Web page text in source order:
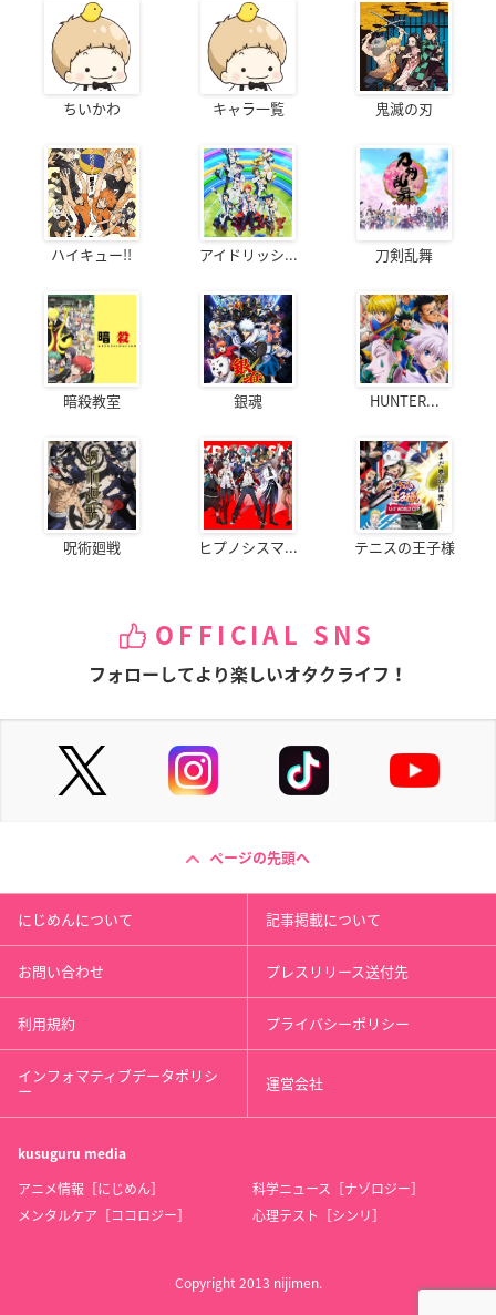
ちいかわ キャラ一覧 鬼滅の刃
ハイキュー!! アイドリッシ... 刀剣乱舞
暗殺教室 銀魂 HUNTER...
呪術廻戦 ヒプノシスマ... テニスの王子様
OFFICIAL SNS
フォローしてより楽しいオタクライフ！
ページの先頭へ
にじめんについて 記事掲載について
お問い合わせ プレスリリース送付先
利用規約 プライバシーポリシー
インフォマティブデータポリシ
ー 運営会社
kusuguru media
アニメ情報［にじめん］
科学ニュース［ナゾロジー］
メンタルケア［ココロジー］
心理テスト［シンリ］
Copyright 2013 nijimen.